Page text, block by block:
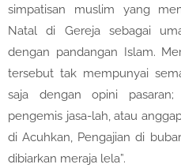
simpatisan muslim yang
Natal di Gereja sebagai
dengan pandangan Islam.
tersebut tak mempunyai
saja dengan opini pasaran;
pengemis jasa-lah, atau
di Acuhkan, Pengajian di
dibiarkan meraja lela”.